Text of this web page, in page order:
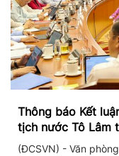
Thông báo Kết
tịch nước Tô Lâm
ương thực hiện
(ĐCSVN) - Văn